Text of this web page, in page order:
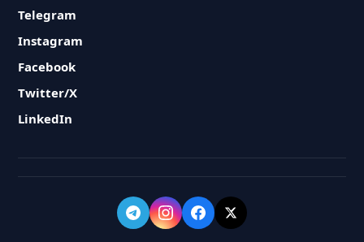
Telegram
Instagram
Facebook
Twitter/X
LinkedIn